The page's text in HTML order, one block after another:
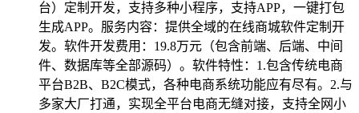
台）定制开发，支持多种小程序，支持APP，一键打包
生成APP。服务内容：提供全域的在线商城软件定制开
发。软件开发费用：19.8万元（包含前端、后端、中间
件、数据库等全部源码）。软件特性：1.包含传统电商
平台B2B、B2C模式，各种电商系统功能应有尽有。2.与
多家大厂打通，实现全平台电商无缝对接，支持全网小